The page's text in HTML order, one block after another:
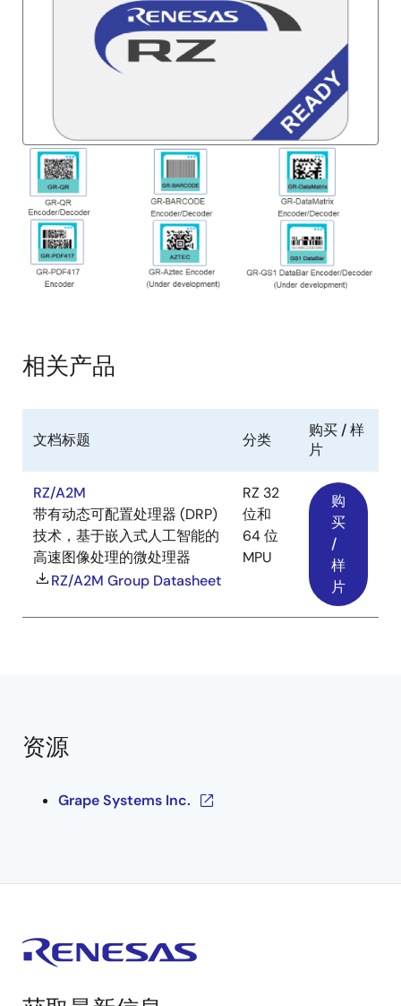
图
相关产品
文档标题 分类
购买 / 样
片
RZ/A2M
带有动态可配置处理器 (DRP)
技术，基于嵌入式人工智能的
高速图像处理的微处理器
RZ/A2M Group Datasheet
RZ 32
位和
64 位
MPU
购
买
/
样
片
资源
Grape Systems Inc.